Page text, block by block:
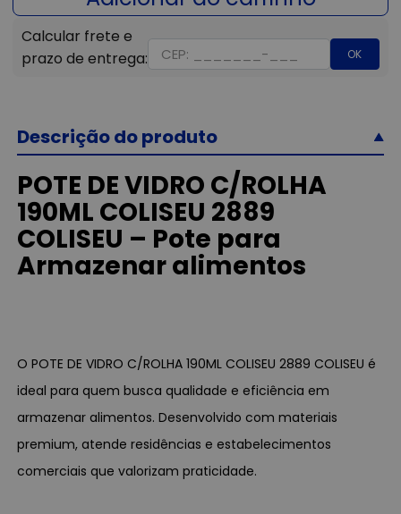
OK
Descrição do produto
POTE DE VIDRO C/ROLHA
190ML COLISEU 2889
COLISEU – Pote para
Armazenar alimentos
O POTE DE VIDRO C/ROLHA 190ML COLISEU 2889 COLISEU é
ideal para quem busca qualidade e eficiência em
armazenar alimentos. Desenvolvido com materiais
premium, atende residências e estabelecimentos
comerciais que valorizam praticidade.